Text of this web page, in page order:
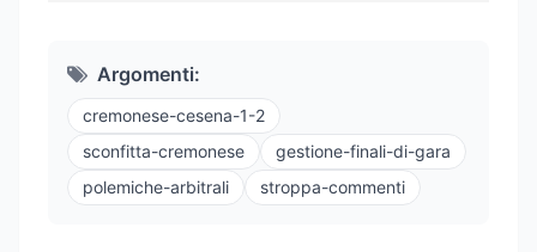
Argomenti:
cremonese-cesena-1-2
sconfitta-cremonese
gestione-finali-di-gara
polemiche-arbitrali
stroppa-commenti